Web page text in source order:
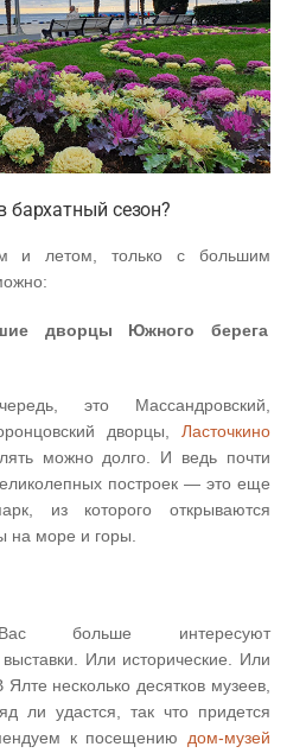
бархатный сезон?
и летом, только с большим
дворцы Южного берега
это Массандровский,
дворцы, Ласточкино
можно долго. И ведь почти
построек — это еще
из которого открываются
на море и горы.
больше интересуют
Или исторические. Или
несколько десятков музеев,
ли удастся, так что придется
к посещению дом-музей